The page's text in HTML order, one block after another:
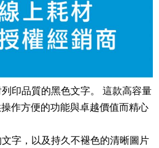
印品質的黑色文字。 這款高容量
作方便的功能與卓越價值而精心
字，以及持久不褪色的清晰圖片